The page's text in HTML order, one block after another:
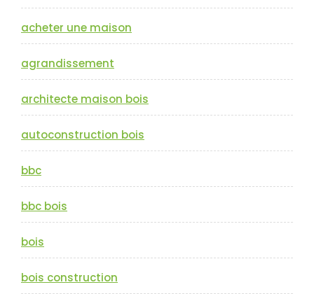
acheter une maison
agrandissement
architecte maison bois
autoconstruction bois
bbc
bbc bois
bois
bois construction